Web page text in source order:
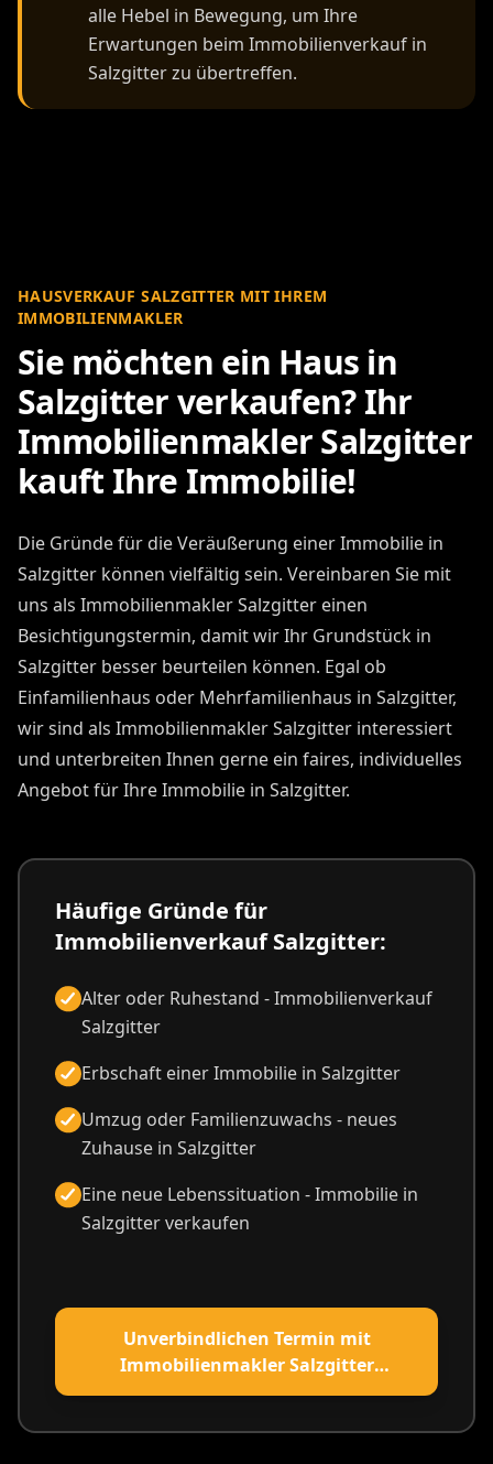
alle Hebel in Bewegung, um Ihre
Erwartungen beim Immobilienverkauf in
Salzgitter zu übertreffen.
HAUSVERKAUF SALZGITTER MIT IHREM
IMMOBILIENMAKLER
Sie möchten ein Haus in
Salzgitter verkaufen? Ihr
Immobilienmakler Salzgitter
kauft Ihre Immobilie!
Die Gründe für die Veräußerung einer Immobilie in
Salzgitter können vielfältig sein. Vereinbaren Sie mit
uns als Immobilienmakler Salzgitter einen
Besichtigungstermin, damit wir Ihr Grundstück in
Salzgitter besser beurteilen können. Egal ob
Einfamilienhaus oder Mehrfamilienhaus in Salzgitter,
wir sind als Immobilienmakler Salzgitter interessiert
und unterbreiten Ihnen gerne ein faires, individuelles
Angebot für Ihre Immobilie in Salzgitter.
Häufige Gründe für
Immobilienverkauf Salzgitter:
Alter oder Ruhestand - Immobilienverkauf
Salzgitter
Erbschaft einer Immobilie in Salzgitter
Umzug oder Familienzuwachs - neues
Zuhause in Salzgitter
Eine neue Lebenssituation - Immobilie in
Salzgitter verkaufen
Unverbindlichen Termin mit
Immobilienmakler Salzgitter
vereinbaren